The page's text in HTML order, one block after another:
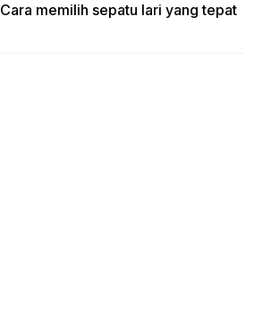
Cara memilih sepatu lari yang tepat